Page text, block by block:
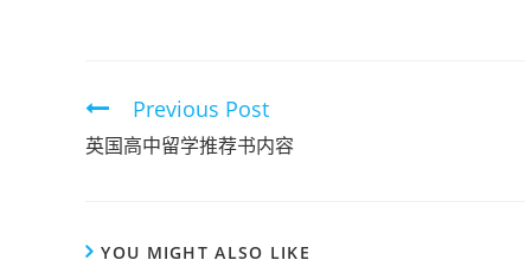
Previous Post
英国高中留学推荐书内容
YOU MIGHT ALSO LIKE